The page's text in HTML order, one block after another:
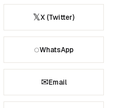
𝕏X (Twitter)
◌WhatsApp
✉Email